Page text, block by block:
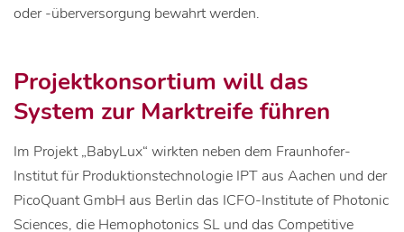
oder -überversorgung bewahrt werden.
Projektkonsortium will das
System zur Marktreife führen
Im Projekt „BabyLux“ wirkten neben dem Fraunhofer-
Institut für Produktionstechnologie IPT aus Aachen und der
PicoQuant GmbH aus Berlin das ICFO-Institute of Photonic
Sciences, die Hemophotonics SL und das Competitive